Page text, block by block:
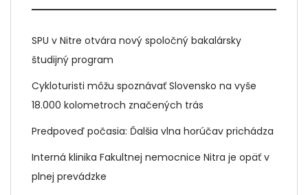
SPU v Nitre otvára nový spoločný bakalársky
študijný program
Cykloturisti môžu spoznávať Slovensko na vyše
18.000 kolometroch značených trás
Predpoveď počasia: Ďalšia vlna horúčav prichádza
Interná klinika Fakultnej nemocnice Nitra je opäť v
plnej prevádzke